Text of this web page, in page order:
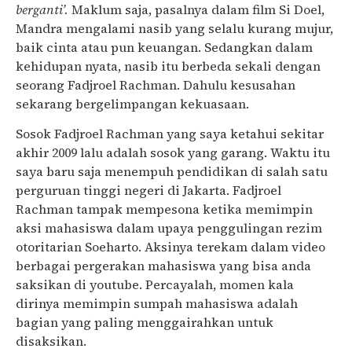
berganti’. Maklum saja, pasalnya dalam film Si Doel,
Mandra mengalami nasib yang selalu kurang mujur,
baik cinta atau pun keuangan. Sedangkan dalam
kehidupan nyata, nasib itu berbeda sekali dengan
seorang Fadjroel Rachman. Dahulu kesusahan
sekarang bergelimpangan kekuasaan.
Sosok Fadjroel Rachman yang saya ketahui sekitar
akhir 2009 lalu adalah sosok yang garang. Waktu itu
saya baru saja menempuh pendidikan di salah satu
perguruan tinggi negeri di Jakarta. Fadjroel
Rachman tampak mempesona ketika memimpin
aksi mahasiswa dalam upaya penggulingan rezim
otoritarian Soeharto. Aksinya terekam dalam video
berbagai pergerakan mahasiswa yang bisa anda
saksikan di youtube. Percayalah, momen kala
dirinya memimpin sumpah mahasiswa adalah
bagian yang paling menggairahkan untuk
disaksikan.